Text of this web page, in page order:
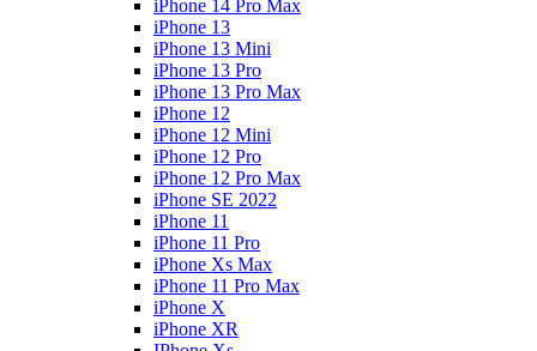
iPhone 14 Pro Max
iPhone 13
iPhone 13 Mini
iPhone 13 Pro
iPhone 13 Pro Max
iPhone 12
iPhone 12 Mini
iPhone 12 Pro
iPhone 12 Pro Max
iPhone SE 2022
iPhone 11
iPhone 11 Pro
iPhone Xs Max
iPhone 11 Pro Max
iPhone X
iPhone XR